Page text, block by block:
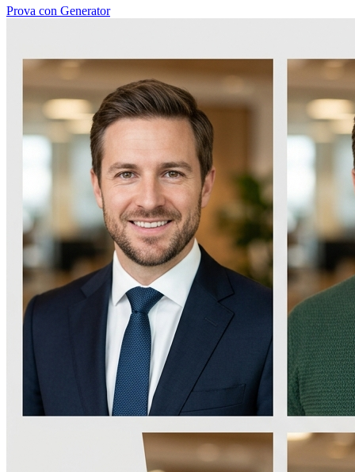
Prova con Generator